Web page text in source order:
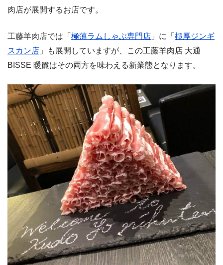
肉店が展開するお店です。
工藤羊肉店では「 極薄ラムしゃぶ専門店 」に「 極厚ジンギ
スカン店 」も展開していますが、この工藤羊肉店 大通
BISSE 暖簾はその両方を味わえる新業態となります。